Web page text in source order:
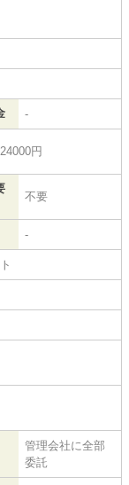
-
円
不要
-
管理会社に全部
委託